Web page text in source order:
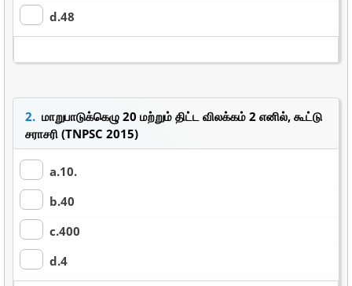
d.48
2. மாறுபாடுக்கெழு 20 மற்றும் திட்ட விலக்கம் 2 எனில், கூட்டு
சராசரி (TNPSC 2015)
a.10.
b.40
c.400
d.4